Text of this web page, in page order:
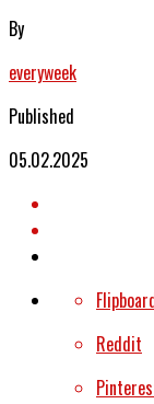
By
everyweek
Published
05.02.2025
Reddit